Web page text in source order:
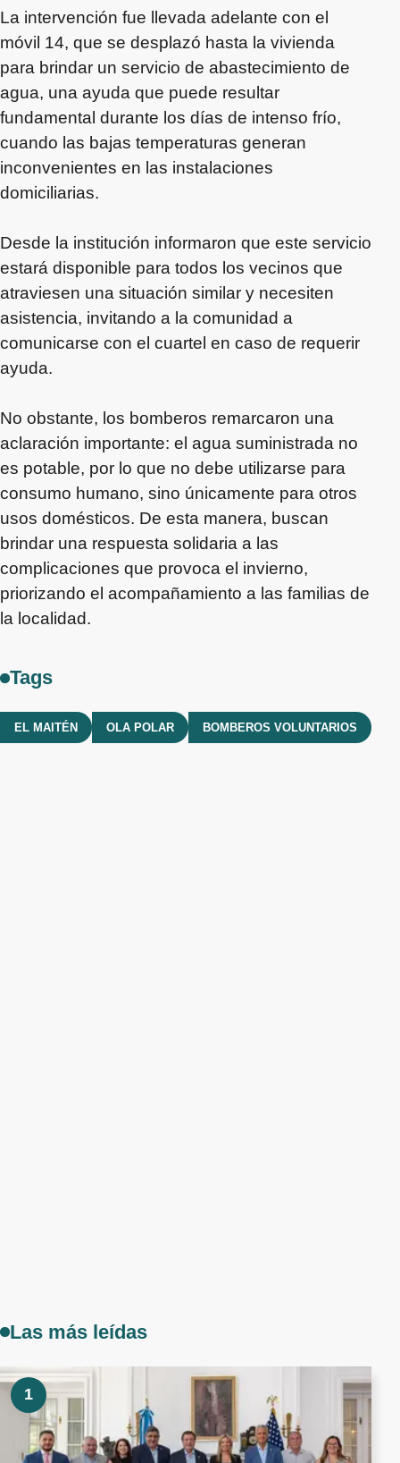
La intervención fue llevada adelante con el
móvil 14, que se desplazó hasta la vivienda
para brindar un servicio de abastecimiento de
agua, una ayuda que puede resultar
fundamental durante los días de intenso frío,
cuando las bajas temperaturas generan
inconvenientes en las instalaciones
domiciliarias.
Desde la institución informaron que este servicio
estará disponible para todos los vecinos que
atraviesen una situación similar y necesiten
asistencia, invitando a la comunidad a
comunicarse con el cuartel en caso de requerir
ayuda.
No obstante, los bomberos remarcaron una
aclaración importante: el agua suministrada no
es potable, por lo que no debe utilizarse para
consumo humano, sino únicamente para otros
usos domésticos. De esta manera, buscan
brindar una respuesta solidaria a las
complicaciones que provoca el invierno,
priorizando el acompañamiento a las familias de
la localidad.
Tags
EL MAITÉN OLA POLAR BOMBEROS VOLUNTARIOS
Las más leídas
1